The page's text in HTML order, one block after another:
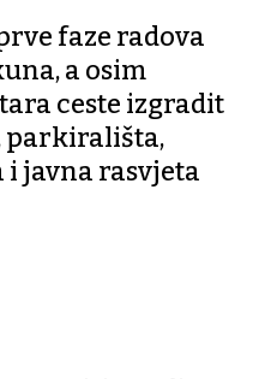
faze radova
a osim
ceste izgradit
parkirališta,
javna rasvjeta